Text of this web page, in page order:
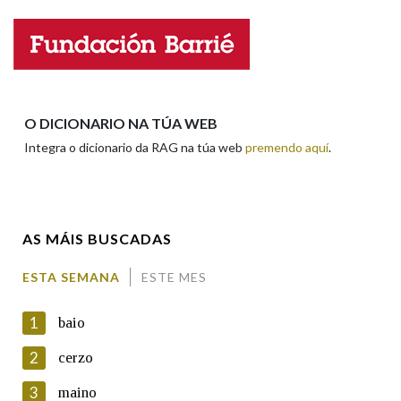
Na fraseoloxía
OUTRAS OPCIÓNS DE BUSCA
Pertence a
Nome
O DICIONARIO NA TÚA WEB
Integra o dicionario da RAG na túa web premendo aquí.
AS MÁIS BUSCADAS
ESTA SEMANA ESTE MES
1 baio
2 cerzo
3 maino